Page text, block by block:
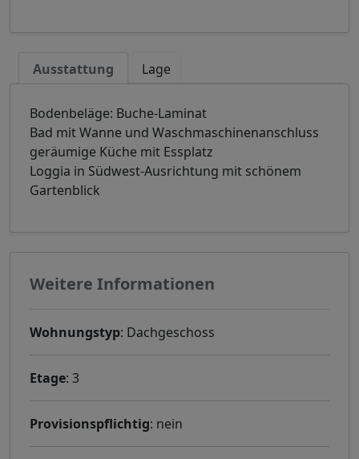
Ausstattung Lage
Bodenbeläge: Buche-Laminat
Bad mit Wanne und Waschmaschinenanschluss
geräumige Küche mit Essplatz
Loggia in Südwest-Ausrichtung mit schönem
Gartenblick
Weitere Informationen
Wohnungstyp: Dachgeschoss
Etage: 3
Provisionspflichtig: nein